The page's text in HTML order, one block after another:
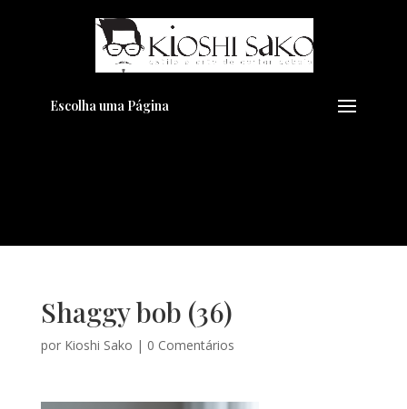
Escolha uma Página
Shaggy bob (36)
por Kioshi Sako | 0 Comentários
Pensando em transformar seu
Visual??